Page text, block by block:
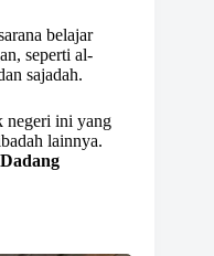
belajar
seperti al-
sajadah.
negeri ini yang
lainnya.
Dadang